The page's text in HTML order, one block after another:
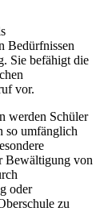
Bedürfnissen
Sie befähigt die
vor.
werden Schüler
so umfänglich
Bewältigung von
oder
zu